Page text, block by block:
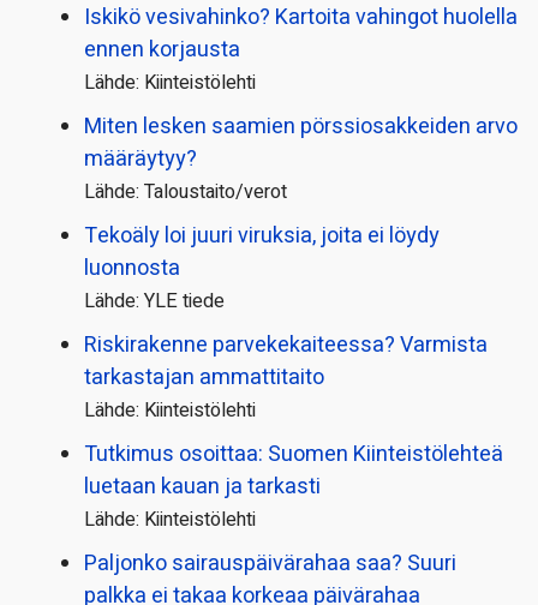
Iskikö vesivahinko? Kartoita vahingot huolella
ennen korjausta
Lähde: Kiinteistölehti
Miten lesken saamien pörssi­osakkeiden arvo
määräytyy?
Lähde: Taloustaito/verot
Tekoäly loi juuri viruksia, joita ei löydy
luonnosta
Lähde: YLE tiede
Riskirakenne parvekekaiteessa? Varmista
tarkastajan ammattitaito
Lähde: Kiinteistölehti
Tutkimus osoittaa: Suomen Kiinteistölehteä
luetaan kauan ja tarkasti
Lähde: Kiinteistölehti
Paljonko sairauspäivä­rahaa saa? Suuri
palkka ei takaa korkeaa päivärahaa